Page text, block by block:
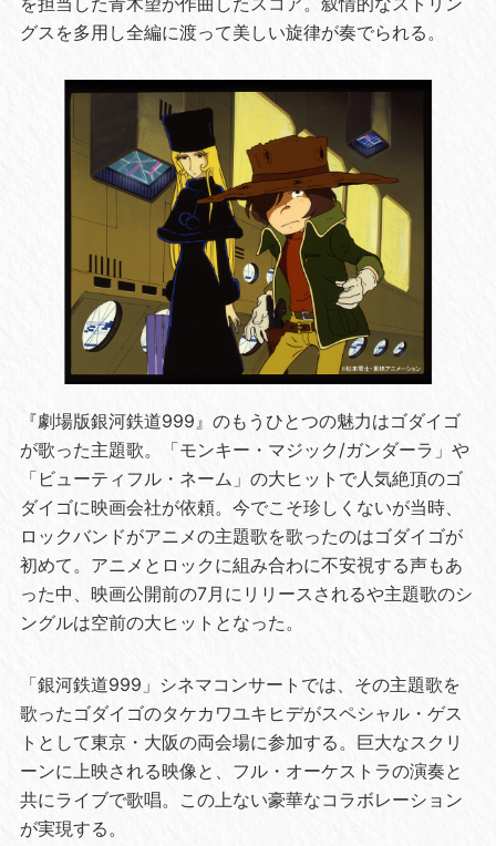
グスを多用し全編に渡って美しい旋律が奏でられる。
『劇場版銀河鉄道999』のもうひとつの魅力はゴダイゴ
が歌った主題歌。「モンキー・マジック/ガンダーラ」や
「ビューティフル・ネーム」の大ヒットで人気絶頂のゴ
ダイゴに映画会社が依頼。今でこそ珍しくないが当時、
ロックバンドがアニメの主題歌を歌ったのはゴダイゴが
初めて。アニメとロックに組み合わに不安視する声もあ
った中、映画公開前の7月にリリースされるや主題歌のシ
ングルは空前の大ヒットとなった。
「銀河鉄道999」シネマコンサートでは、その主題歌を
歌ったゴダイゴのタケカワユキヒデがスペシャル・ゲス
トとして東京・大阪の両会場に参加する。巨大なスクリ
ーンに上映される映像と、フル・オーケストラの演奏と
共にライブで歌唱。この上ない豪華なコラボレーション
が実現する。